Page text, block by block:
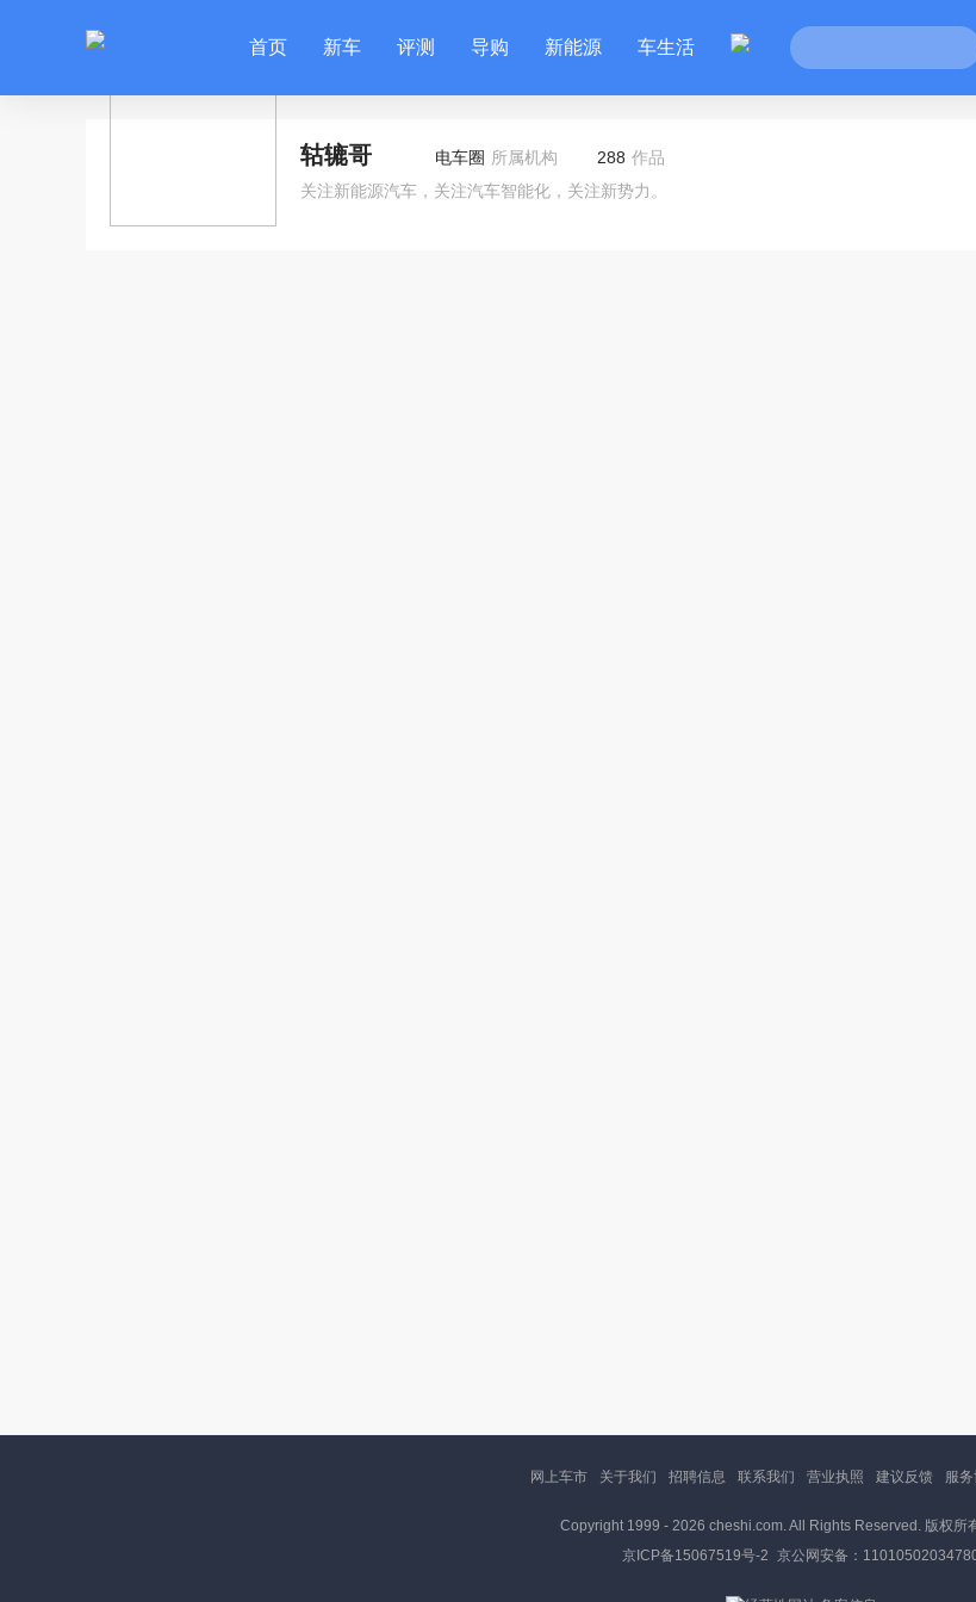
首页 新车 评测 导购 新能源 车生活
轱辘哥 电车圈 所属机构 288 作品
关注新能源汽车，关注汽车智能化，关注新势力。
网上车市 关于我们 招聘信息 联系我们 营业执照 建议反馈 服
Copyright 1999 - 2026 cheshi.com. All Rights Reserved. 版权所
京ICP备15067519号-2 京公网安备：